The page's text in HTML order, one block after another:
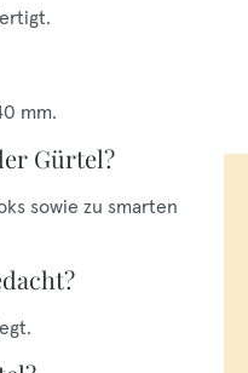
mm.
Gürtel?
sowie zu smarten